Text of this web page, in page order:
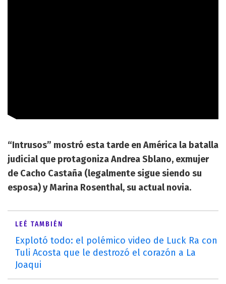
“Intrusos” mostró esta tarde en América la batalla
judicial que protagoniza Andrea Sblano, exmujer
de Cacho Castaña (legalmente sigue siendo su
esposa) y Marina Rosenthal, su actual novia.
LEÉ TAMBIÉN
Explotó todo: el polémico video de Luck Ra con
Tuli Acosta que le destrozó el corazón a La
Joaqui